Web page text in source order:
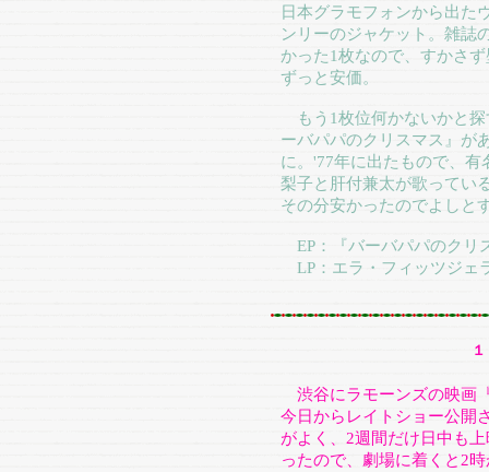
日本グラモフォンから出た
ンリーのジャケット。雑誌
かった1枚なので、すかさ
ずっと安価。
もう1枚位何かないかと探
ーバパパのクリスマス』が
に。'77年に出たもので、
梨子と肝付兼太が歌ってい
その分安かったのでよしと
EP：『バーバパパのクリ
LP：エラ・フィッツジェ
渋谷にラモーンズの映画
今日からレイトショー公開
がよく、2週間だけ日中も
ったので、劇場に着くと2